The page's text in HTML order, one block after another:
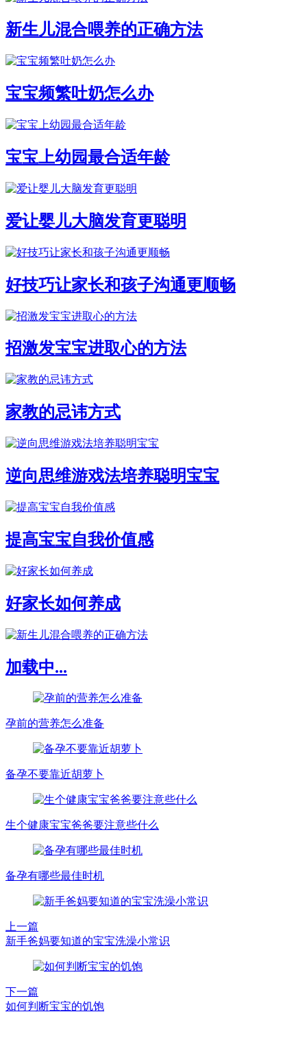
新生儿混合喂养的正确方法
宝宝频繁吐奶怎么办
宝宝上幼园最合适年龄
爱让婴儿大脑发育更聪明
好技巧让家长和孩子沟通更顺畅
招激发宝宝进取心的方法
家教的忌讳方式
逆向思维游戏法培养聪明宝宝
提高宝宝自我价值感
好家长如何养成
加载中...
孕前的营养怎么准备
备孕不要靠近胡萝卜
生个健康宝宝爸爸要注意些什么
备孕有哪些最佳时机
上一篇
新手爸妈要知道的宝宝洗澡小常识
下一篇
如何判断宝宝的饥饱